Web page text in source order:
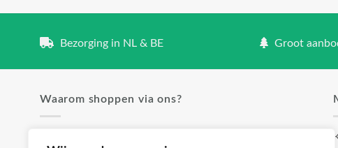
Bezorging in NL & BE Groot
Waarom shoppen via ons?